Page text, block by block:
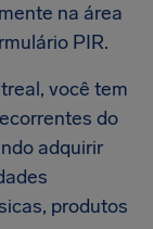
na área
PIR.
você tem
do
adquirir
produtos